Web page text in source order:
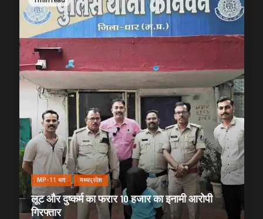
MP-11 धार मध्यप्रदेश
लूट और दुष्कर्म का फरार 10 हजार का इनामी आरोपी
गिरफ्तार